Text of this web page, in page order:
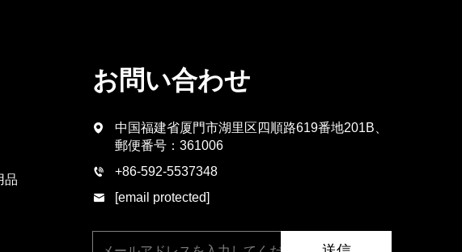
品
お問い合わせ
中国福建省厦門市湖里区四順路619番地201B、
郵便番号：361006
+86-592-5537348
[email protected]